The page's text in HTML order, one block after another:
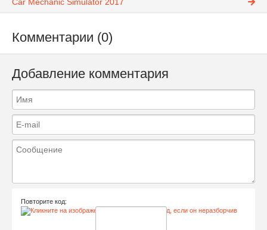
Car Mechanic Simulator 2017
Комментарии (0)
Добавление комментария
Повторите код: